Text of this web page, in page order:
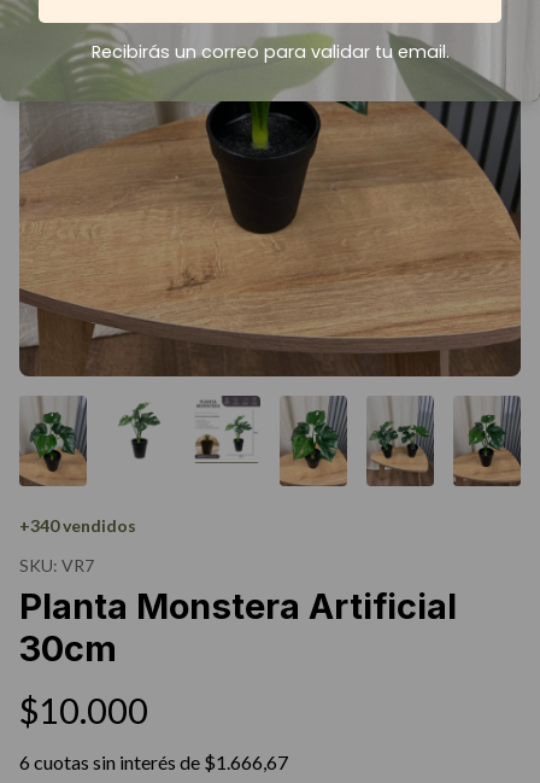
+340 vendidos
SKU: VR7
Planta Monstera Artificial
30cm
$10.000
6 cuotas sin interés de $1.666,67
Recibirás un correo para validar tu email.